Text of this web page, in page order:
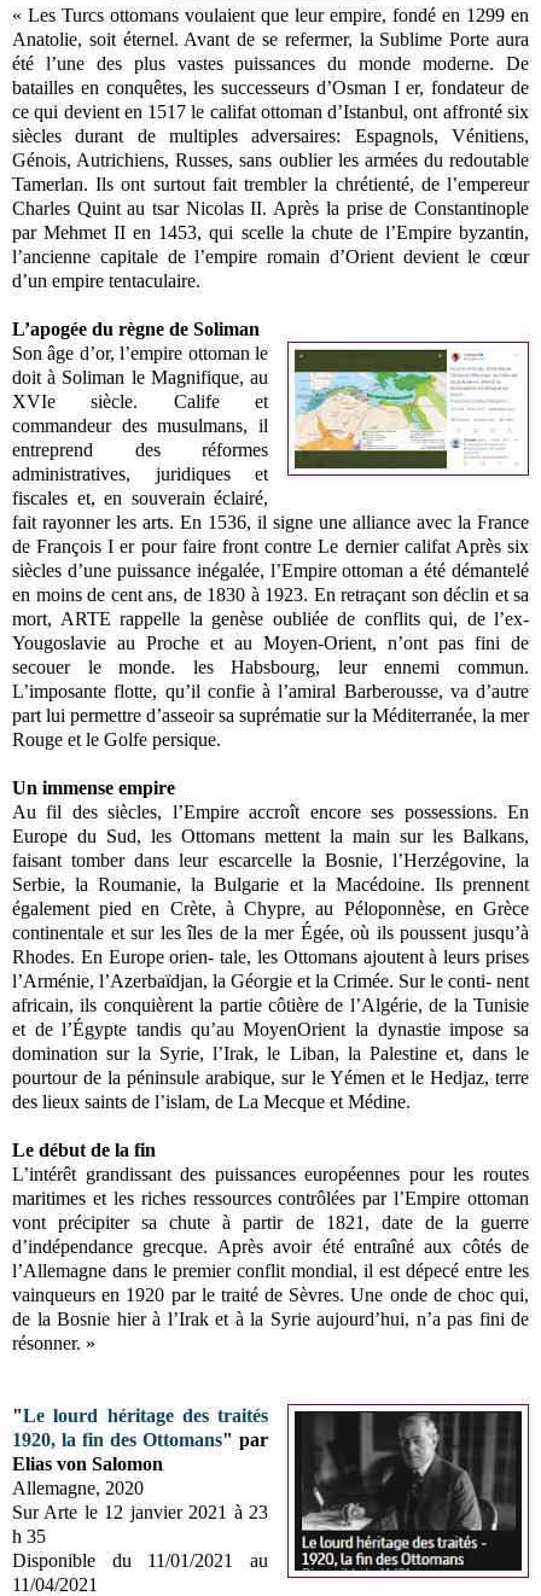
« Les Turcs ottomans voulaient que leur empire, fondé en 1299 en
Anatolie, soit éternel. Avant de se refermer, la Sublime Porte aura
été l’une des plus vastes puissances du monde moderne. De
batailles en conquêtes, les successeurs d’Osman I er, fondateur de
ce qui devient en 1517 le califat ottoman d’Istanbul, ont affronté six
siècles durant de multiples adversaires: Espagnols, Vénitiens,
Génois, Autrichiens, Russes, sans oublier les armées du redoutable
Tamerlan. Ils ont surtout fait trembler la chrétienté, de l’empereur
Charles Quint au tsar Nicolas II. Après la prise de Constantinople
par Mehmet II en 1453, qui scelle la chute de l’Empire byzantin,
l’ancienne capitale de l’empire romain d’Orient devient le cœur
d’un empire tentaculaire.
L’apogée du règne de Soliman
Son âge d’or, l’empire ottoman le
doit à Soliman le Magnifique, au
XVIe siècle. Calife et
commandeur des musulmans, il
entreprend des réformes
administratives, juridiques et
fiscales et, en souverain éclairé,
fait rayonner les arts. En 1536, il signe une alliance avec la France
de François I er pour faire front contre Le dernier califat Après six
siècles d’une puissance inégalée, l’Empire ottoman a été démantelé
en moins de cent ans, de 1830 à 1923. En retraçant son déclin et sa
mort, ARTE rappelle la genèse oubliée de conflits qui, de l’ex-
Yougoslavie au Proche et au Moyen-Orient, n’ont pas fini de
secouer le monde. les Habsbourg, leur ennemi commun.
L’imposante flotte, qu’il confie à l’amiral Barberousse, va d’autre
part lui permettre d’asseoir sa suprématie sur la Méditerranée, la mer
Rouge et le Golfe persique.
Un immense empire
Au fil des siècles, l’Empire accroît encore ses possessions. En
Europe du Sud, les Ottomans mettent la main sur les Balkans,
faisant tomber dans leur escarcelle la Bosnie, l’Herzégovine, la
Serbie, la Roumanie, la Bulgarie et la Macédoine. Ils prennent
également pied en Crète, à Chypre, au Péloponnèse, en Grèce
continentale et sur les îles de la mer Égée, où ils poussent jusqu’à
Rhodes. En Europe orien- tale, les Ottomans ajoutent à leurs prises
l’Arménie, l’Azerbaïdjan, la Géorgie et la Crimée. Sur le conti- nent
africain, ils conquièrent la partie côtière de l’Algérie, de la Tunisie
et de l’Égypte tandis qu’au MoyenOrient la dynastie impose sa
domination sur la Syrie, l’Irak, le Liban, la Palestine et, dans le
pourtour de la péninsule arabique, sur le Yémen et le Hedjaz, terre
des lieux saints de l’islam, de La Mecque et Médine.
Le début de la fin
L’intérêt grandissant des puissances européennes pour les routes
maritimes et les riches ressources contrôlées par l’Empire ottoman
vont précipiter sa chute à partir de 1821, date de la guerre
d’indépendance grecque. Après avoir été entraîné aux côtés de
l’Allemagne dans le premier conflit mondial, il est dépecé entre les
vainqueurs en 1920 par le traité de Sèvres. Une onde de choc qui,
de la Bosnie hier à l’Irak et à la Syrie aujourd’hui, n’a pas fini de
résonner. »
"Le lourd héritage des traités
1920, la fin des Ottomans" par
Elias von Salomon
Allemagne, 2020
Sur Arte le 12 janvier 2021 à 23
h 35
Disponible du 11/01/2021 au
11/04/2021